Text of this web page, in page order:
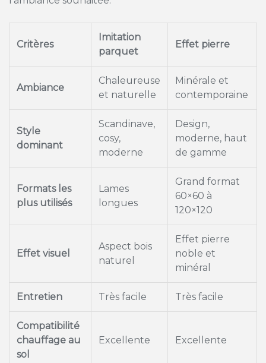
Critères
Imitation
parquet
Effet pierre
Ambiance
Chaleureuse
et naturelle
Minérale et
contemporaine
Style
dominant
Scandinave,
cosy,
moderne
Design,
moderne, haut
de gamme
Formats les
plus utilisés
Lames
longues
Grand format
60×60 à
120×120
Effet visuel
Aspect bois
naturel
Effet pierre
noble et
minéral
Entretien Très facile Très facile
Compatibilité
chauffage au
sol
Excellente Excellente